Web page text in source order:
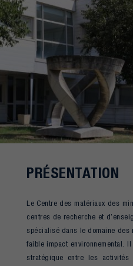
PRÉSENTATION
Le Centre des matériaux des
centres de recherche et
spécialisé dans le domaine des
faible impact environnemental.
stratégique entre les